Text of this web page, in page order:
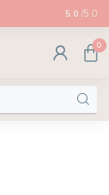
Afhalen
5.0 /5.0
0